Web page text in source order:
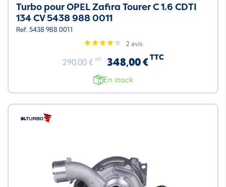
Turbo pour OPEL Zafira Tourer C 1.6 CDTI
134 CV 5438 988 0011
Ref. 5438 988 0011
2 avis
290,00 € HT 348,00 € TTC
En stock